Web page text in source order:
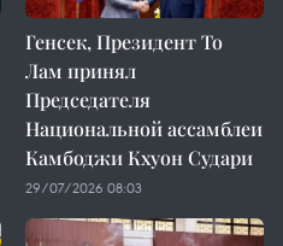
Генсек, Президент То
Лам принял
Председателя
Национальной ассамблеи
Камбоджи Кхуон Судари
29/07/2026 08:03